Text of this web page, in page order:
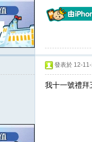
發表於 12-
我十一號禮拜